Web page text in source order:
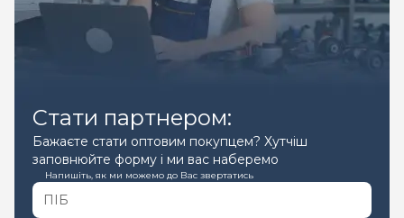
Стати партнером:
Бажаєте стати оптовим покупцем? Хутчіш
заповнюйте форму і ми вас наберемо
Напишіть, як ми можемо до Вас звертатись